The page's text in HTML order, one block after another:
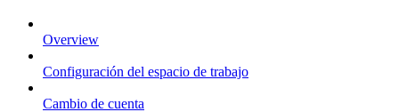
Overview
Configuración del espacio de trabajo
Cambio de cuenta